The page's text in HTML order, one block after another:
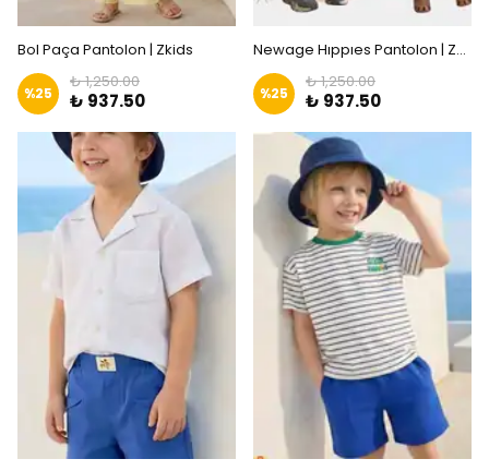
Bol Paça Pantolon | Zkids
%25
₺ 1,250.00
₺ 937.50
Newage Hıppıes Pantolon | Zkids
%25
₺ 1,250.00
₺ 937.50